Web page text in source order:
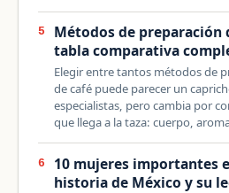
5
Métodos de preparación
tabla comparativa
Elegir entre tantos métodos de
de café puede parecer un
especialistas, pero cambia por
que llega a la taza: cuerpo,
6
10 mujeres importantes
historia de México y su